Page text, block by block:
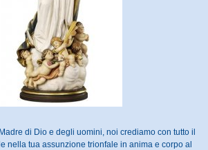
di Dio e degli uomini, noi crediamo con tutto il
nella tua assunzione trionfale in anima e corpo al